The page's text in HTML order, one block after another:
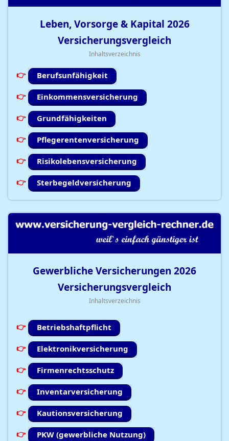
Leben, Vorsorge & Kapital 2026
Versicherungsvergleich
Inhaltsverzeichnis
Berufsunfähigkeit
Einkommensversicherung
Grundfähigkeiten
Pflegerentenversicherung
Risikolebensversicherung
Sterbegeldversicherung
Gewerbliche Versicherungen 2026
Versicherungsvergleich
Inhaltsverzeichnis
Betriebshaftpflicht
Elektronikversicherung
Firmenrechtsschutz
Inventarversicherung
Kautionsversicherung
PKW (gewerbliche Nutzung)